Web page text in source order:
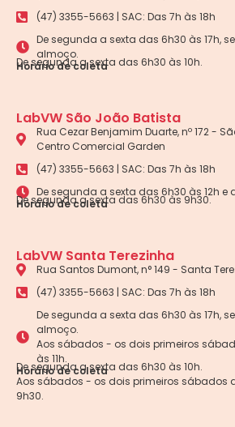
(47) 3355-5663 | SAC: Das 7h às 18h
De segunda a sexta das 6h30 às 17h,
almoço.
Horário de coleta
De segunda a sexta das 6h30 às 10h.
LabVW São João Batista
Rua Cezar Benjamim Duarte, nº 172 -
Centro Comercial Garden
(47) 3355-5663 | SAC: Das 7h às 18h
De segunda a sexta das 6h30 às 12h e
Horário de coleta
De segunda a sexta das 6h30 às 9h30.
LabVW Santa Terezinha
Rua Santos Dumont, n° 149 - Santa
(47) 3355-5663 | SAC: Das 7h às 18h
De segunda a sexta das 6h30 às 17h,
almoço.
Aos sábados - os dois primeiros
às 11h.
Horário de coleta
De segunda a sexta das 6h30 às 10h.
Aos sábados - os dois primeiros sábados
9h30.